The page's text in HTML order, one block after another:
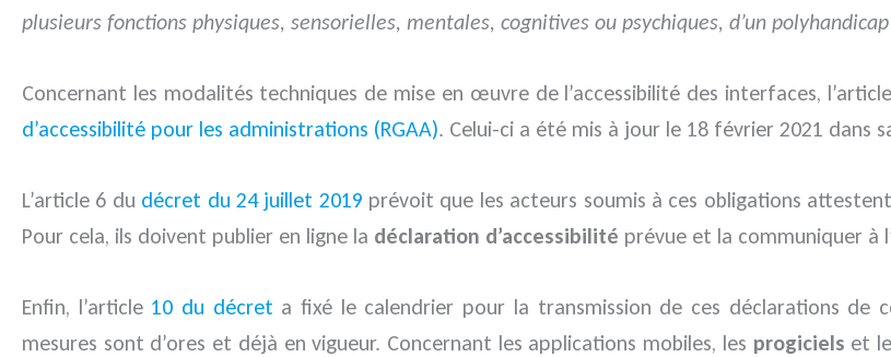
plusieurs fonctions physiques, sensorielles, mentales, cognitives ou psychiques, d’un
Concernant les modalités techniques de mise en œuvre de l’accessibilité des interfaces,
d’accessibilité pour les administrations (RGAA). Celui-ci a été mis à jour le 18 février 2021 dans
L’article 6 du décret du 24 juillet 2019 prévoit que les acteurs soumis à ces obligations
Pour cela, ils doivent publier en ligne la déclaration d’accessibilité prévue et la communiquer à
Enfin, l’article 10 du décret a fixé le calendrier pour la transmission de ces déclarations
mesures sont d’ores et déjà en vigueur. Concernant les applications mobiles, les progiciels et